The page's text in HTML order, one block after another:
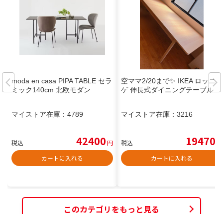
moda en casa PIPA TABLE セラ
ミック140cm 北欧モダン
マイストア在庫： 4789
税込 42400円
カートに入れる
空ママ2/20まで✨ IKEA ロッニン
ゲ 伸長式ダイニングテーブル
マイストア在庫： 3216
税込 19470
カートに入れる
このカテゴリをもっと見る